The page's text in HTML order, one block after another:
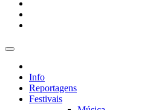
Info
Reportagens
Festivais